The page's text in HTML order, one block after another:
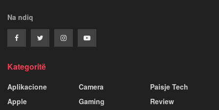
Na ndiq
Kategoritë
Aplikacione
Apple
Camera
Gaming
Paisje Tech
Review